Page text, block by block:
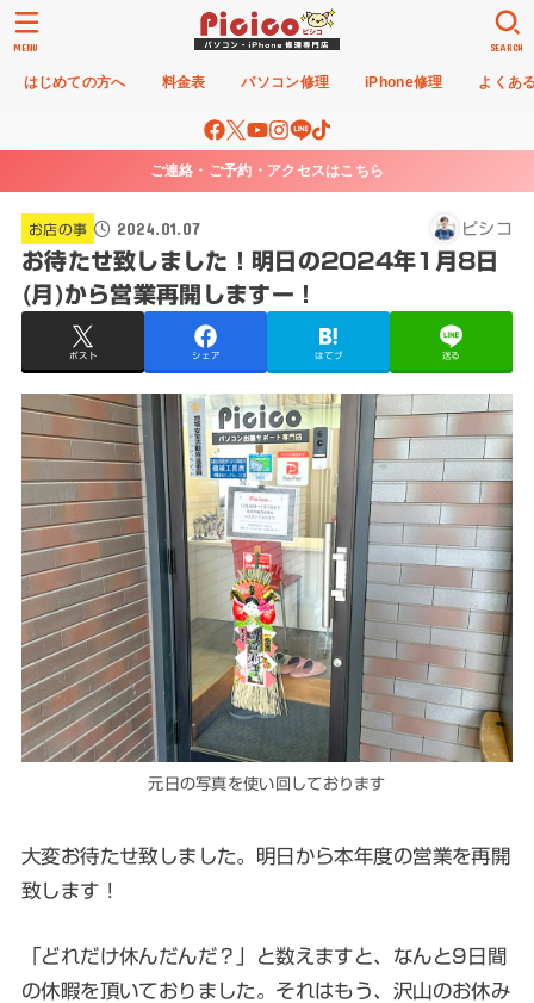
はじめての方へ 料金表 パソコン修理 iPhone修理 よくあ
SEARCH
MENU
ご連絡・ご予約・アクセスはこちら
お店の事 2024.01.07 ピシコ
お待たせ致しました！明日の2024年1月8日
(月)から営業再開しますー！
ポスト シェア はてブ 送る
元日の写真を使い回しております
大変お待たせ致しました。明日から本年度の営業を再開
致します！
「どれだけ休んだんだ？」と数えますと、なんと9日間
の休暇を頂いておりました。それはもう、沢山のお休み